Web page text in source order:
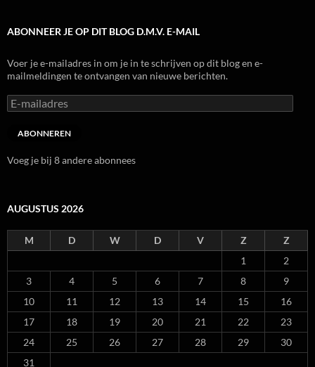
ABONNEER JE OP DIT BLOG D.M.V. E-MAIL
Voer je e-mailadres in om je in te schrijven op dit blog en e-
mailmeldingen te ontvangen van nieuwe berichten.
E-
mailadres
ABONNEREN
Voeg je bij 8 andere abonnees
AUGUSTUS 2026
M D W D V Z
Z
1
2
3
4 5 6 7 8
9
10
11 12 13 14 15
16
17
18 19 20 21 22
23
24
25 26 27 28 29
30
31